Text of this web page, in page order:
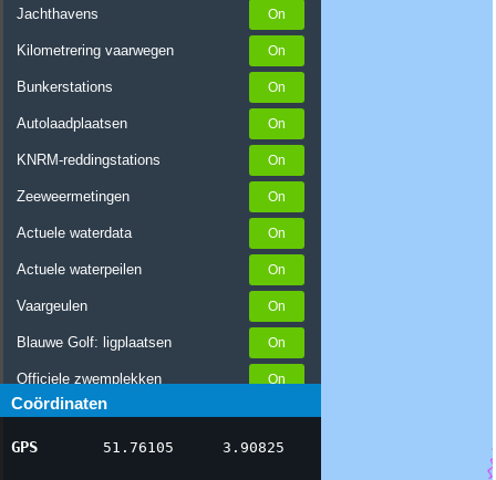
Jachthavens
Kilometrering vaarwegen
Bunkerstations
Autolaadplaatsen
KNRM-reddingstations
Zeeweermetingen
Actuele waterdata
Actuele waterpeilen
Vaargeulen
Blauwe Golf: ligplaatsen
Officiele zwemplekken
Stremmingen/hinder
AIS scheepsposities
Coördinaten
GPS 51.76105 3.90825